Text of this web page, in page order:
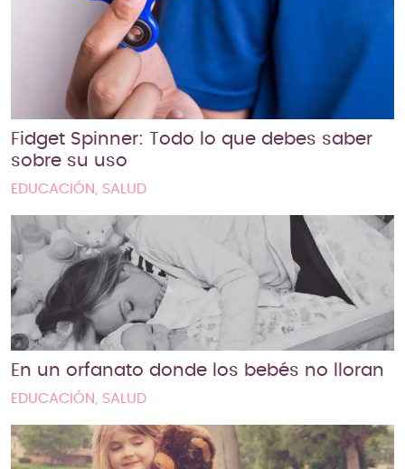
Fidget Spinner: Todo lo que debes saber
sobre su uso
EDUCACIÓN, SALUD
En un orfanato donde los bebés no lloran
EDUCACIÓN, SALUD